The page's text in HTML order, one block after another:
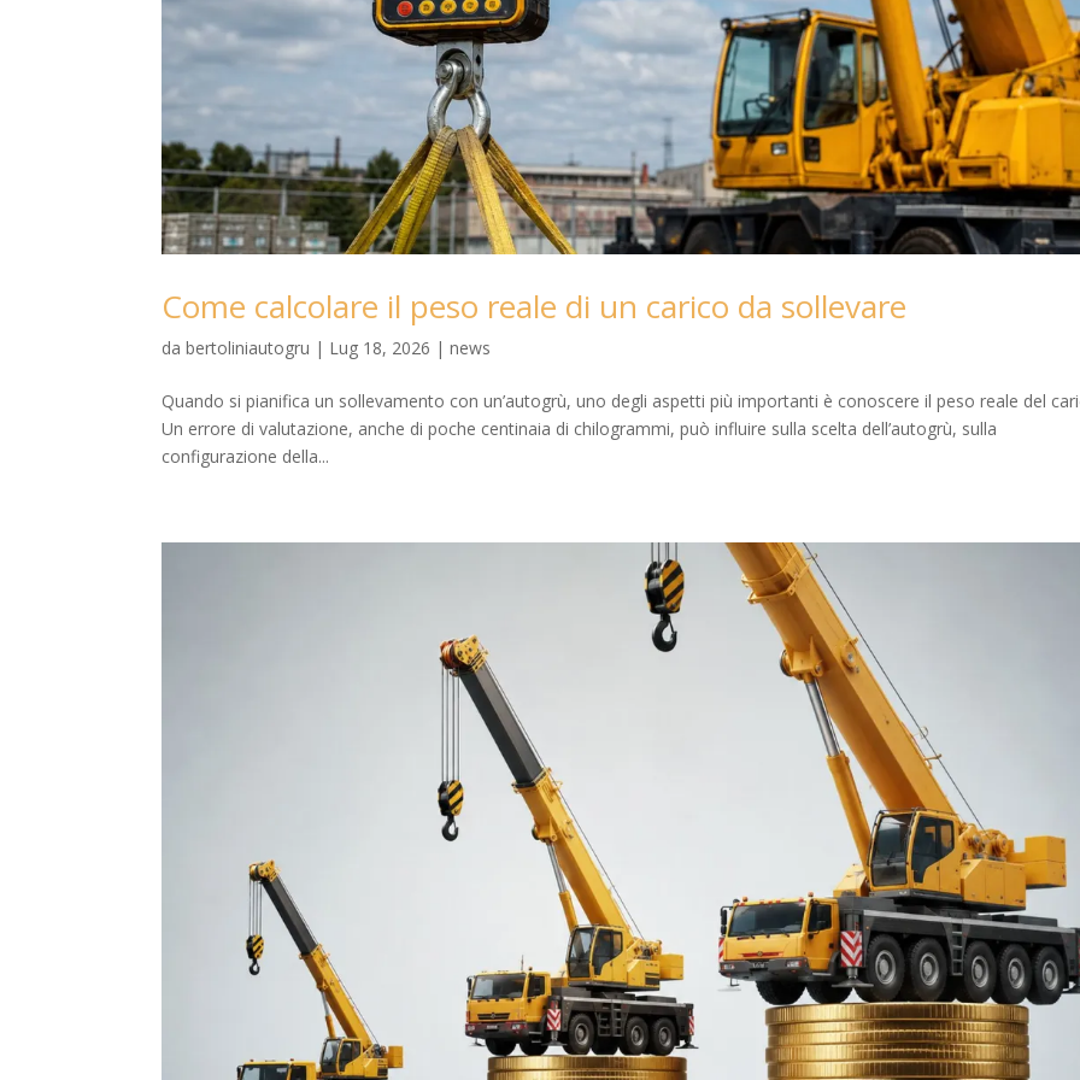
Come calcolare il peso reale di un carico da sollevare
dabertoliniautogru | Lug 18, 2026 |news
Quando si pianifica un sollevamento con un’autogrù, uno degli aspetti più importanti è conoscere il peso reale del
Un errore di valutazione, anche di poche centinaia di chilogrammi, può influire sulla scelta dell’autogrù, sulla
configurazione della...